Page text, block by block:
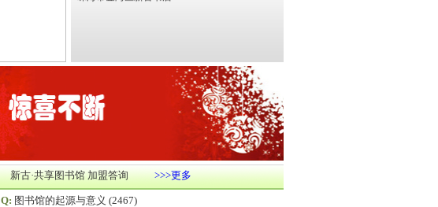
新古·共享图书馆 加盟答询 >>>更多
Q: 图书馆的起源与意义 (2467)